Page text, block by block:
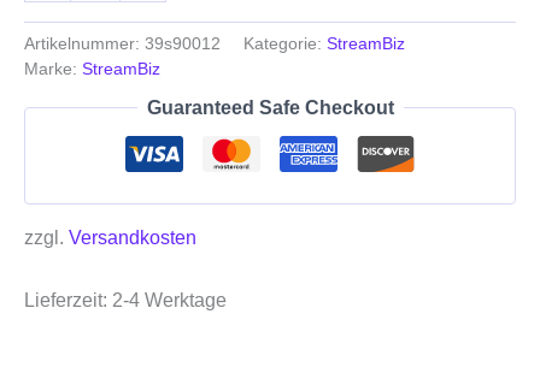
Artikelnummer: 39s90012 Kategorie: StreamBiz
Marke: StreamBiz
Guaranteed Safe Checkout
zzgl. Versandkosten
Lieferzeit: 2-4 Werktage